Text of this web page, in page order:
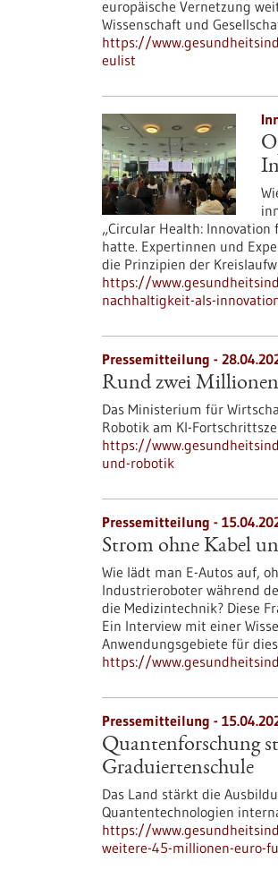
europäische Vernetzung
Wissenschaft und
https://
eulist
„Circular Health: Innovation
hatte. Expertinnen und
die Prinzipien der
https://
nachhaltigkeit-als-
Pressemitteilung -
Rund zwei
Das Ministerium für
Robotik am KI-
https://
und-robotik
Pressemitteilung -
Strom ohne Kabel
Wie lädt man E-Autos auf,
Industrieroboter während
die Medizintechnik? Diese
Ein Interview mit einer
Anwendungsgebiete für
https://
Pressemitteilung -
Quantenforschung
Graduiertenschule
Das Land stärkt die
Quantentechnologien
https://
weitere-45-millionen-euro-